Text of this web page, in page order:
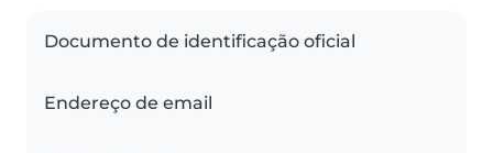
Documento de identificação oficial
Endereço de email